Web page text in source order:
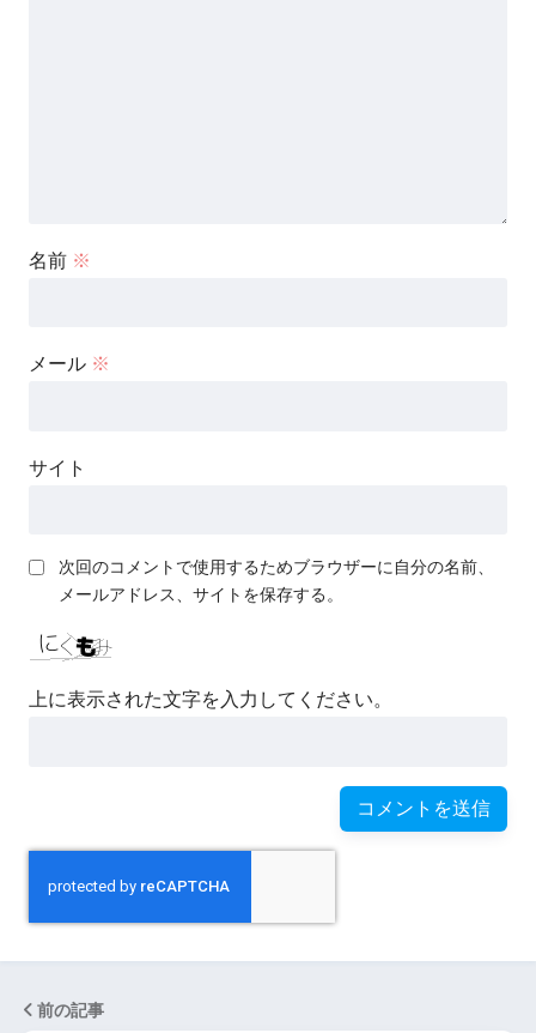
名前 ※
メール ※
サイト
次回のコメントで使用するためブラウザーに自分の名前、
メールアドレス、サイトを保存する。
上に表示された文字を入力してください。
前の記事